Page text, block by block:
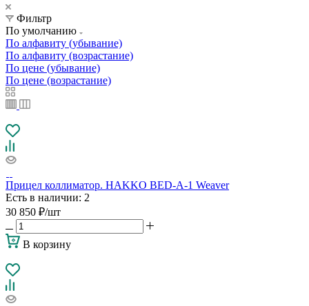
Фильтр
По умолчанию
По алфавиту (убывание)
По алфавиту (возрастание)
По цене (убывание)
По цене (возрастание)
Прицел коллиматор. HAKKO BED-A-1 Weaver
Есть в наличии: 2
30 850 ₽/шт
В корзину